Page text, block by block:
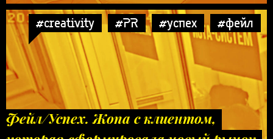
#creativity #PR #успех #фейл
Фейл/Успех. Жопа с клиентом,